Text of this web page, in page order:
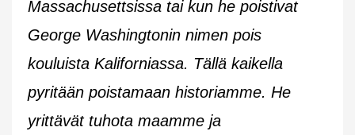
Massachusettsissa tai kun he poistivat
George Washingtonin nimen pois
kouluista Kaliforniassa. Tällä kaikella
pyritään poistamaan historiamme. He
yrittävät tuhota maamme ja